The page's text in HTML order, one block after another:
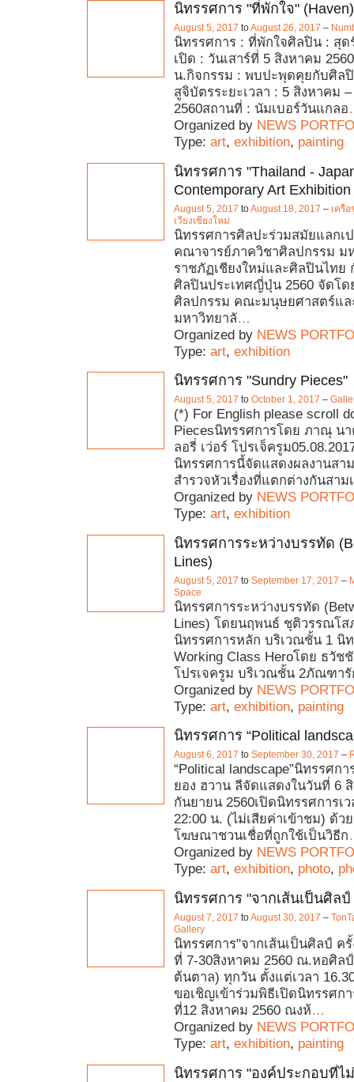
นิทรรศการ "ที่พักใจ" (Haven)
August 5, 2017 toAugust 26, 2017 –
นิทรรศการ : ที่พักใจศิลปิน : สุด
เปิด : วันเสาร์ที่ 5 สิงหาคม
น.กิจกรรม : พบปะพุดคุยกับศิล
สูจิบัตรระยะเวลา : 5 สิงหาคม
2560สถานที่ : นัมเบอร์วันแกลอ
Organized by NEWS
Type: art, exhibition, painting
นิทรรศการ "Thailand -
Contemporary Art
August 5, 2017 toAugust 18, 2017 – เครื
เวียงเชียงใหม่
นิทรรศการศิลปะร่วมสมัยแลกเ
คณาจารย์ภาควิชาศิลปกรรม ม
ราชภัฏเชียงใหม่และศิลปินไทย
ศิลปินประเทศญี่ปุ่น 2560 จัดโด
ศิลปกรรม คณะมนุษยศาสตร์แล
มหาวิทยาลั…
Organized by NEWS
Type: art, exhibition
นิทรรศการ "Sundry Pieces"
August 5, 2017 to October 1, 2017 –
(*) For English please scroll
Piecesนิทรรศการโดย ภาณุ น
ลอรี่ เว่อร์ โปรเจ็ครูม
นิทรรศการนี้จัดแสดงผลงานสา
สำรวจหัวเรื่องที่แตกต่างกันสามเ
Organized by NEWS
Type: art, exhibition
นิทรรศการระหว่างบรรทัด
Lines)
August 5, 2017 to September 17, 2017 –
Space
นิทรรศการระหว่างบรรทัด
Lines) โดยนฤพนธ์ ชุติวรรณโ
นิทรรศการหลัก บริเวณชั้น 1 นิ
Working Class Heroโดย ธวัช
โปรเจครูม บริเวณชั้น 2ภัณฑารั
Organized by NEWS
Type: art, exhibition, painting
นิทรรศการ “Political
August 6, 2017 to September 30, 2017 –
“Political landscape”นิทรรศก
ยอง ฮวาน ลีจัดแสดงในวันที่ 6
กันยายน 2560เปิดนิทรรศการเ
22:00 น. (ไม่เสียค่าเข้าชม) ด้ว
โฆษณาชวนเชื่อที่ถูกใช้เป็นวิธีก
Organized by NEWS
Type: art, exhibition, photo,
นิทรรศการ "จากเส้นเป็นศิลป์
August 7, 2017 toAugust 30, 2017 –
Gallery
นิทรรศการ"จากเส้นเป็นศิลป์ ค
ที่ 7-30สิงหาคม 2560 ณ.หอศิล
ต้นตาล) ทุกวัน ตั้งแต่เวลา
ขอเชิญเข้าร่วมพิธีเปิดนิทรรศกา
ที่12 สิงหาคม 2560 ณงห้…
Organized by NEWS
Type: art, exhibition, painting
นิทรรศการ "องค์ประกอบที่ไ